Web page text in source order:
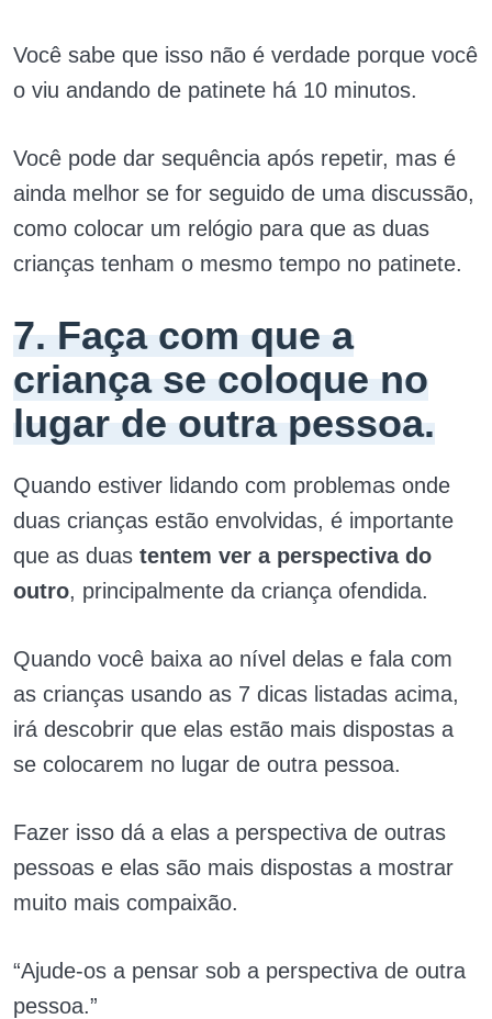
Você sabe que isso não é verdade porque você
o viu andando de patinete há 10 minutos.
Você pode dar sequência após repetir, mas é
ainda melhor se for seguido de uma discussão,
como colocar um relógio para que as duas
crianças tenham o mesmo tempo no patinete.
7. Faça com que a
criança se coloque no
lugar de outra pessoa.
Quando estiver lidando com problemas onde
duas crianças estão envolvidas, é importante
que as duas tentem ver a perspectiva do
outro, principalmente da criança ofendida.
Quando você baixa ao nível delas e fala com
as crianças usando as 7 dicas listadas acima,
irá descobrir que elas estão mais dispostas a
se colocarem no lugar de outra pessoa.
Fazer isso dá a elas a perspectiva de outras
pessoas e elas são mais dispostas a mostrar
muito mais compaixão.
“Ajude-os a pensar sob a perspectiva de outra
pessoa.”